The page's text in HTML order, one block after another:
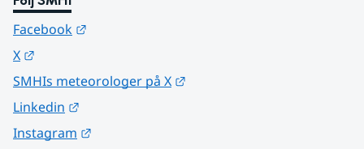
Facebook
X
SMHIs meteorologer på X
Linkedin
Instagram